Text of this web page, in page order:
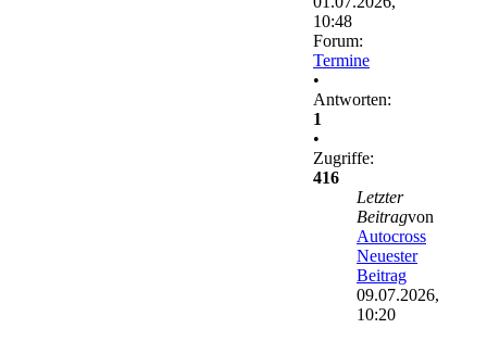
10:48
Forum:
Termine
•
Antworten:
1
•
Zugriffe:
416
Letzter
Beitragvon
Autocross
Neuester
Beitrag
09.07.2026,
10:20